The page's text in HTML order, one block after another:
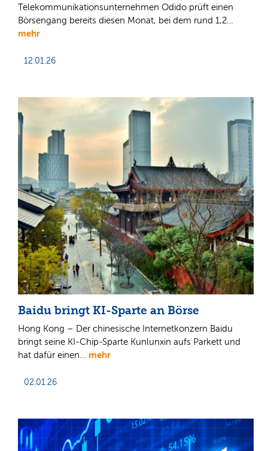
Telekommunikationsunternehmen Odido prüft einen
Börsengang bereits diesen Monat, bei dem rund 1,2…
mehr
12.01.26
Baidu bringt KI-Sparte an Börse
Hong Kong – Der chinesische Internetkonzern Baidu
bringt seine KI-Chip-Sparte Kunlunxin aufs Parkett und
hat dafür einen… mehr
02.01.26